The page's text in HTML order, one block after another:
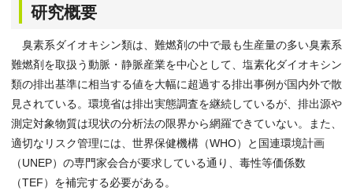
研究概要
臭素系ダイオキシン類は、難燃剤の中で最も生産量の多い臭素系
難燃剤を取扱う動脈・静脈産業を中心として、塩素化ダイオキシン
類の排出基準に相当する値を大幅に超過する排出事例が国内外で散
見されている。環境省は排出実態調査を継続しているが、排出源や
測定対象物質は現状の分析法の限界から網羅できていない。また、
適切なリスク管理には、世界保健機構（WHO）と国連環境計画
（UNEP）の専門家会合が要求している通り、毒性等価係数
（TEF）を補完する必要がある。